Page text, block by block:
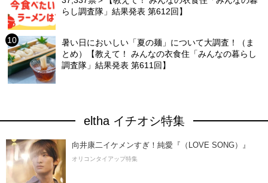
らし調査隊」結果発表 第612回】
暑い日においしい「夏の麺」について大調査！（ま
とめ）【教えて！ みんなの衣食住「みんなの暮らし
調査隊」結果発表 第611回】
eltha イチオシ特集
向井康二イケメンすぎ！純愛『（LOVE SONG）』
オリコンタイアップ特集